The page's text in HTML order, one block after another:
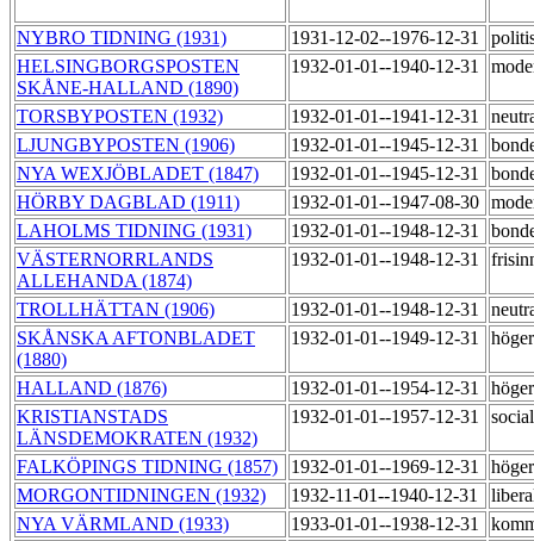
NYBRO TIDNING (1931) 1931-12-02--1976-12-31
HELSINGBORGSPOSTEN
SKÅNE-HALLAND (1890)
1932-01-01--1940-12-31
TORSBYPOSTEN (1932) 1932-01-01--1941-12-31
LJUNGBYPOSTEN (1906)
1932-01-01--1945-12-31
NYA WEXJÖBLADET (1847)
1932-01-01--1945-12-31
HÖRBY DAGBLAD (1911)
1932-01-01--1947-08-30
LAHOLMS TIDNING (1931)
1932-01-01--1948-12-31
VÄSTERNORRLANDS
ALLEHANDA (1874)
1932-01-01--1948-12-31
TROLLHÄTTAN (1906) 1932-01-01--1948-12-31
SKÅNSKA AFTONBLADET
(1880)
1932-01-01--1949-12-31
HALLAND (1876) 1932-01-01--1954-12-31
KRISTIANSTADS
LÄNSDEMOKRATEN (1932)
1932-01-01--1957-12-31
FALKÖPINGS TIDNING (1857) 1932-01-01--1969-12-31
MORGONTIDNINGEN (1932)
1932-11-01--1940-12-31
NYA VÄRMLAND (1933)
1933-01-01--1938-12-31